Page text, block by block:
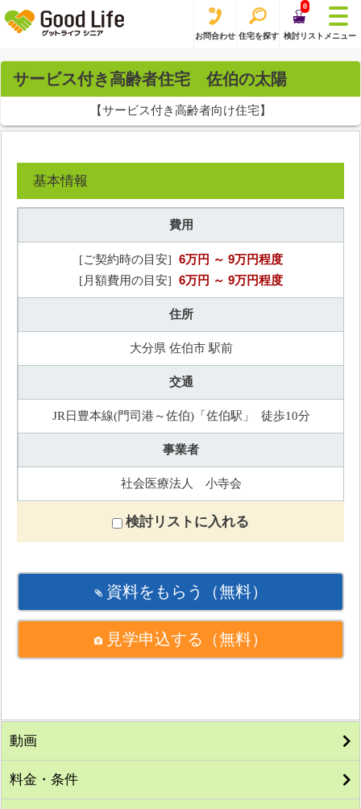
お問合わせ 住宅を探す
0
検討リスト メニュー
サービス付き高齢者住宅 佐伯の太陽
【サービス付き高齢者向け住宅】
基本情報
費用
[ご契約時の目安] 6万円 ～ 9万円程度
[月額費用の目安] 6万円 ～ 9万円程度
住所
大分県 佐伯市 駅前
交通
JR日豊本線(門司港～佐伯)「佐伯駅」 徒歩10分
事業者
社会医療法人 小寺会
検討リストに入れる
資料をもらう （無料）
見学申込する （無料）
動画
料金・条件